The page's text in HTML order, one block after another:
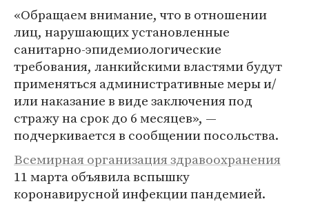
«Обращаем внимание, что в отношении
лиц, нарушающих установленные
санитарно-эпидемиологические
требования, ланкийскими властями будут
применяться административные меры и/
или наказание в виде заключения под
стражу на срок до 6 месяцев», —
подчеркивается в сообщении посольства.
Всемирная организация здравоохранения
11 марта объявила вспышку
коронавирусной инфекции пандемией.